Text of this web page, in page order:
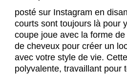
posté sur Instagram en
courts sont toujours là pour
coupe joue avec la forme
de cheveux pour créer un
avec votre style de vie.
polyvalente, travaillant pour